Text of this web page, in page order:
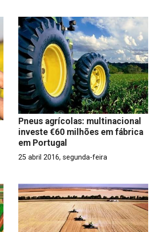
Pneus agrícolas: multinacional
investe €60 milhões em fábrica
em Portugal
25 abril 2016, segunda-feira